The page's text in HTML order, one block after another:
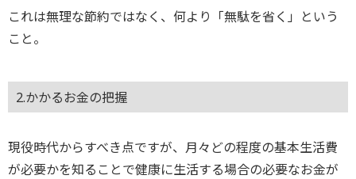
これは無理な節約ではなく、何より「無駄を省く」という
こと。
2.かかるお金の把握
現役時代からすべき点ですが、月々どの程度の基本生活費
が必要かを知ることで健康に生活する場合の必要なお金が